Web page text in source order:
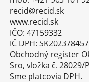
recid@recid.sk
www.recid.sk
IČO: 47159332
IČ DPH:
Obchodný register
Sro, vložka č. 28029/P
Sme platcovia DPH.